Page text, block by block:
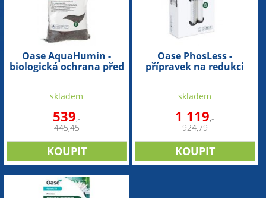
Oase AquaHumin -
biologická ochrana před
skladem
539,-
445,45
Oase PhosLess -
přípravek na redukci
skladem
1 119,-
924,79